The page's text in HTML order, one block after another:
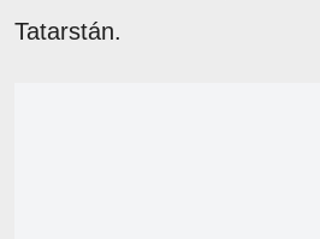
Tatarstán.